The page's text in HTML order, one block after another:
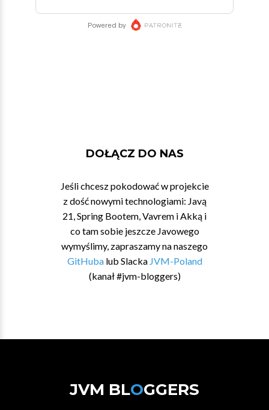
DOŁĄCZ DO NAS
Jeśli chcesz pokodować w projekcie
z dość nowymi technologiami: Javą
21, Spring Bootem, Vavrem i Akką i
co tam sobie jeszcze Javowego
wymyślimy, zapraszamy na naszego
GitHubalub Slacka JVM-Poland
(kanał #jvm-bloggers)
JVM BLOGGERS